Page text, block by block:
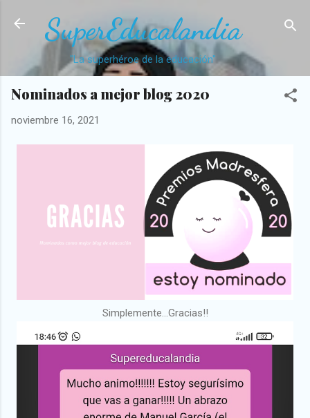
Ir al contenido principal
SuperEducalandia
"La superhéroe de la educación"
Nominados a mejor blog 2020
noviembre 16, 2021
Simplemente...Gracias!!